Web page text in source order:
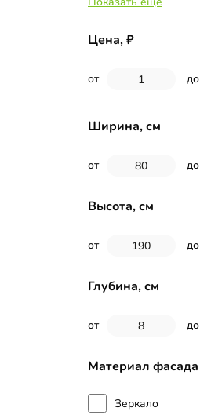
Цена,
от до
Ширина, см
от до
Высота, см
от до
Глубина, см
от до
Материал фасада
Зеркало